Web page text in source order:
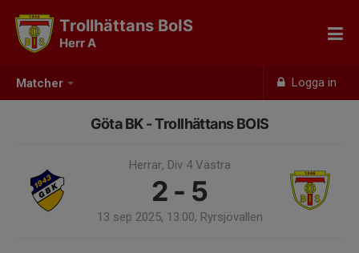
Matcher Logga in
Trollhättans BoIS
Herr A
Göta BK - Trollhättans BOIS
Herrar, Div 4 Västra
2 - 5
13 sep 2025, 13:00, Ryrsjövallen